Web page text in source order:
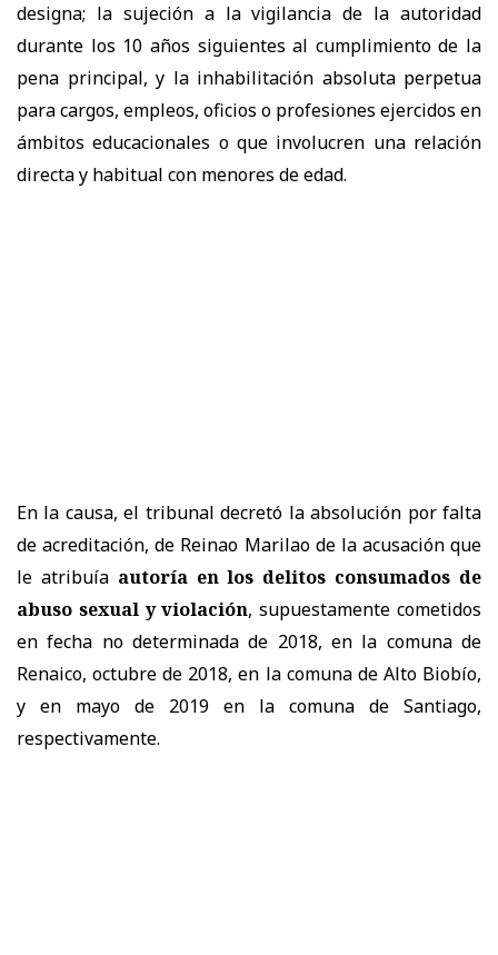
designa; la sujeción a la vigilancia de la autoridad
durante los 10 años siguientes al cumplimiento de la
pena principal, y la inhabilitación absoluta perpetua
para cargos, empleos, oficios o profesiones ejercidos en
ámbitos educacionales o que involucren una relación
directa y habitual con menores de edad.
En la causa, el tribunal decretó la absolución por falta
de acreditación, de Reinao Marilao de la acusación que
le atribuíaautoría en los delitos consumados de
abuso sexual y violación, supuestamente cometidos
en fecha no determinada de 2018, en la comuna de
Renaico, octubre de 2018, en la comuna de Alto Biobío,
y en mayo de 2019 en la comuna de Santiago,
respectivamente.